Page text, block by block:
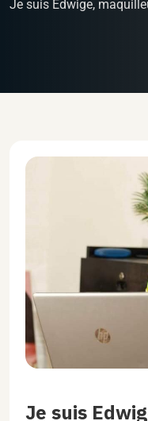
Je suis Edwige,
Je suis